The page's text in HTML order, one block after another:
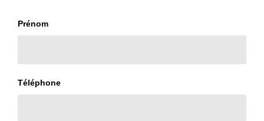
Prénom
Téléphone